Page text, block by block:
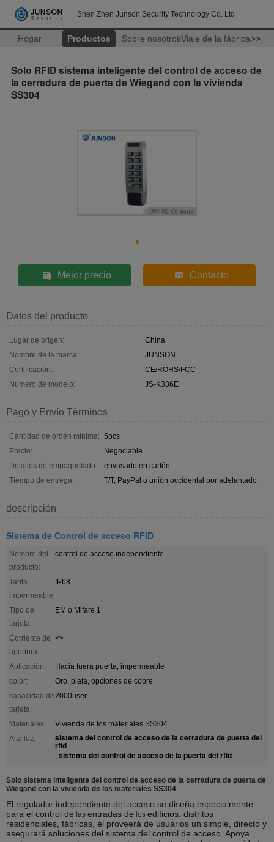
Shen Zhen Junson Security Technology Co. Ltd
Hogar Productos Sobre nosotrosViaje de la fábrica>>
Solo RFID sistema inteligente del control de acceso de
la cerradura de puerta de Wiegand con la vivienda
SS304
Mejor precio Contacto
Datos del producto
Lugar de origen:
China
Nombre de la marca:
JUNSON
Certificación:
CE/ROHS/FCC
Número de modelo:
JS-K336E
Pago y Envío Términos
Cantidad de orden mínima: 5pcs
Precio:
Negociable
Detalles de empaquetado:
envasado en cartón
Tiempo de entrega:
T/T, PayPal o unión occidental por adelantado
descripción
Sistema de Control de acceso RFID
Nombre del
producto:
control de acceso independiente
Tarifa
impermeable:
IP68
Tipo de
tarjeta:
EM o Mifare 1
Corriente de
apertura::
<>
Aplicación:
Hacia fuera puerta, impermeable
color:
Oro, plata, opciones de cobre
capacidad de
tarjeta:
2000user
Materiales:
Vivienda de los materiales SS304
Alta luz:
sistema del control de acceso de la cerradura de puerta del
rfid
, sistema del control de acceso de la puerta del rfid
Solo sistema inteligente del control de acceso de la cerradura de puerta de
Wiegand con la vivienda de los materiales SS304
El regulador independiente del acceso se diseña especialmente
para el control de las entradas de los edificios, distritos
residenciales, fábricas, él proveerá de usuarios un simple, directo y
asegurará soluciones del sistema del control de acceso. Apoya